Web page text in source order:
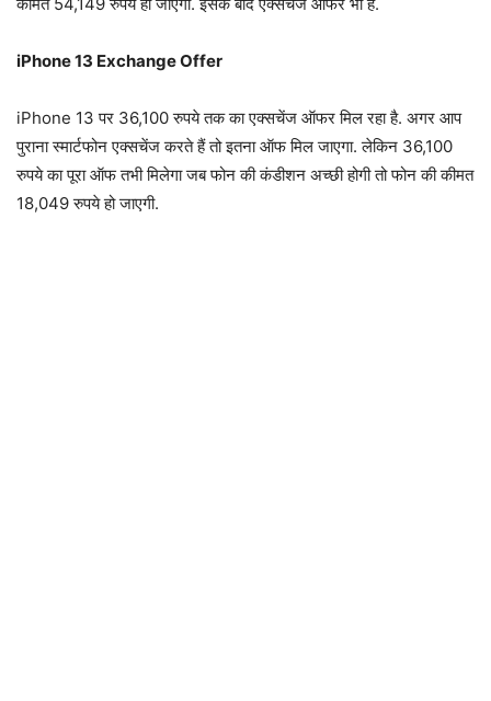
iPhone 13 Exchange Offer
iPhone 13 पर 36,100 रुपये तक का एक्सचेंज ऑफर मिल रहा है. अगर आप
पुराना स्मार्टफोन एक्सचेंज करते हैं तो इतना ऑफ मिल जाएगा. लेकिन 36,100
रुपये का पूरा ऑफ तभी मिलेगा जब फोन की कंडीशन अच्छी होगी तो फोन की कीमत
18,049 रुपये हो जाएगी.